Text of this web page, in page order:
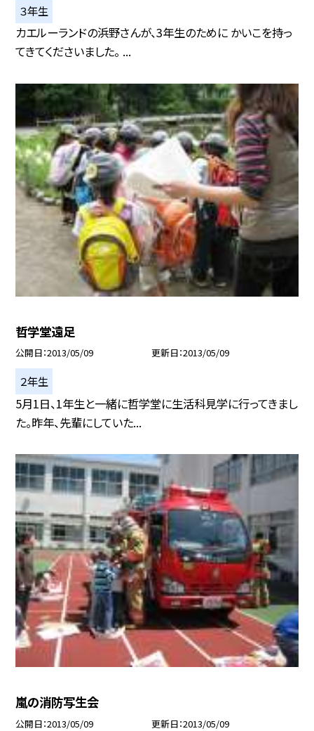
３年生
カエルーランドの浜野さんが、3年生のために かいこを持っ
てきてくださいました。 ...
哲学堂遠足
公開日 2013/05/09 更新日 2013/05/09
２年生
5月1日、1年生と一緒に哲学堂に生活科見学に行ってきまし
た。昨年、先輩にしていた...
嵐の消防写生会
公開日 2013/05/09 更新日 2013/05/09